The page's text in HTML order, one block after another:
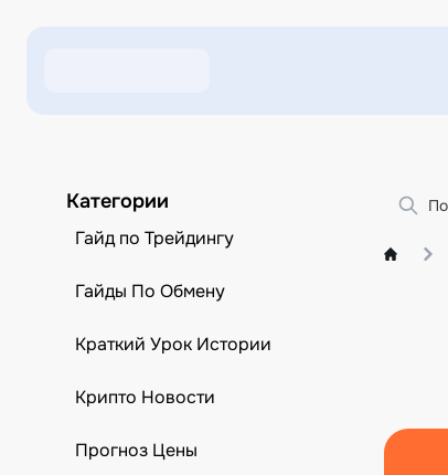
Категории
Гайд по Трейдингу
Гайды По Обмену
Краткий Урок Истории
Крипто Новости
Прогноз Цены